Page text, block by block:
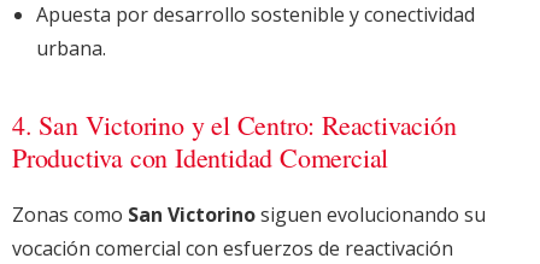
Apuesta por desarrollo sostenible y conectividad
urbana.
4. San Victorino y el Centro: Reactivación
Productiva con Identidad Comercial
Zonas como San Victorinosiguen evolucionando su
vocación comercial con esfuerzos de reactivación